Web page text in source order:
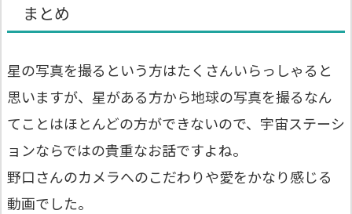
まとめ
星の写真を撮るという方はたくさんいらっしゃると
思いますが、星がある方から地球の写真を撮るなん
てことはほとんどの方ができないので、宇宙ステーシ
ョンならではの貴重なお話ですよね。
野口さんのカメラへのこだわりや愛をかなり感じる
動画でした。